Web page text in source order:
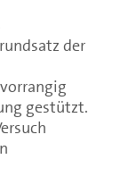
der
gestützt.